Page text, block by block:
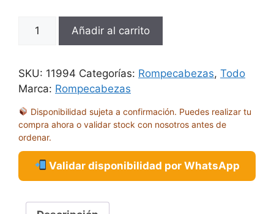
EXOTIC
WILDLIFE
2000
cantidad
Añadir al carrito
SKU: 11994 Categorías: Rompecabezas, Todo
Marca: Rompecabezas
Disponibilidad sujeta a confirmación. Puedes realizar tu
compra ahora o validar stock con nosotros antes de
ordenar.
Validar disponibilidad por WhatsApp